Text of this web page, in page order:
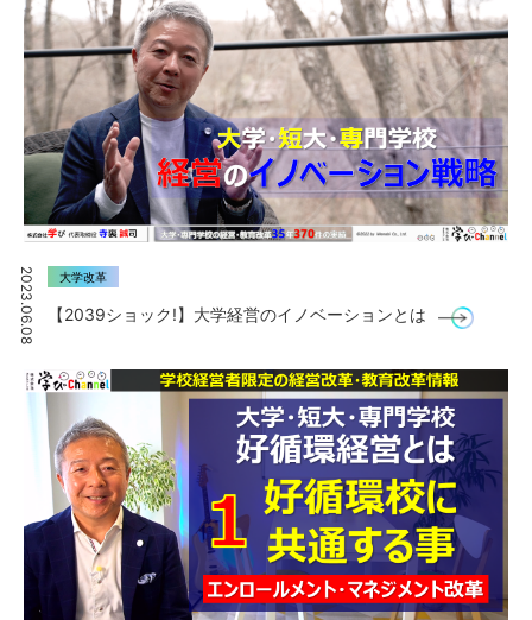
2023.06.08 大学改革
【2039ショック!】大学経営のイノベーションとは